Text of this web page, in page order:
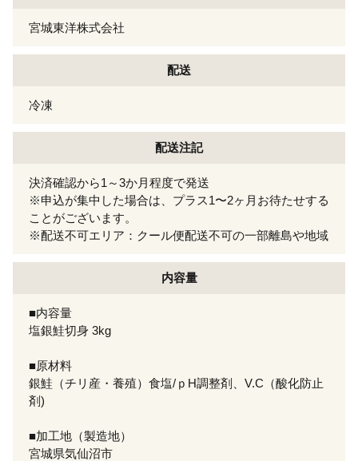
宮城東洋株式会社
配送
冷凍
配送注記
決済確認から1～3か月程度で発送
※申込が集中した場合は、プラス1〜2ヶ月お待たせする
ことがございます。
※配送不可エリア：クール便配送不可の一部離島や地域
内容量
■内容量
塩銀鮭切身 3kg
■原材料
銀鮭（チリ産・養殖）食塩/ｐH調整剤、V.C（酸化防止
剤)
■加工地（製造地）
宮城県気仙沼市